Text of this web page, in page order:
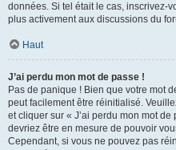
données. Si tel était le cas, inscrivez-
plus activement aux discussions du
Haut
J’ai perdu mon mot de passe !
Pas de panique ! Bien que votre mot
peut facilement être réinitialisé.
et cliquer sur « J’ai perdu mon mot
devriez être en mesure de pouvoir
Cependant, si vous ne pouvez pas